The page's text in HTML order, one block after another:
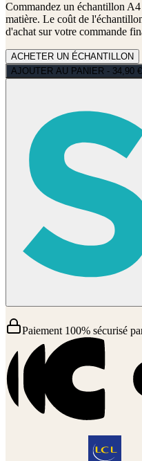
Commandez un échantillon
matière. Le coût de
d'achat sur votre commande
ACHETER UN ÉCHANTILLON
AJOUTER AU PANIER - 34,90 €
Paiement 100% sécurisé